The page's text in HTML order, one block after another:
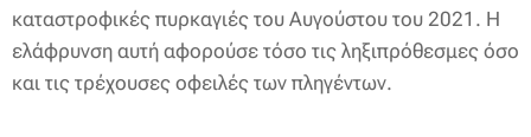
καταστροφικές πυρκαγιές του Αυγούστου του 2021. Η
ελάφρυνση αυτή αφορούσε τόσο τις ληξιπρόθεσμες όσο
και τις τρέχουσες οφειλές των πληγέντων.